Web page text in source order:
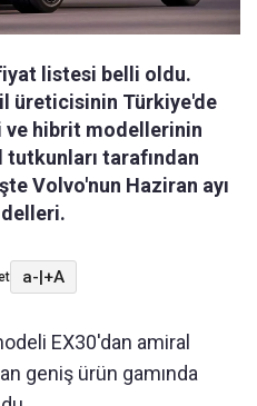
listesi belli oldu.
üreticisinin Türkiye'de
ve hibrit modellerinin
tarafından
Volvo'nun Haziran ayı
a-|+A
EX30'dan amiral
geniş ürün gamında